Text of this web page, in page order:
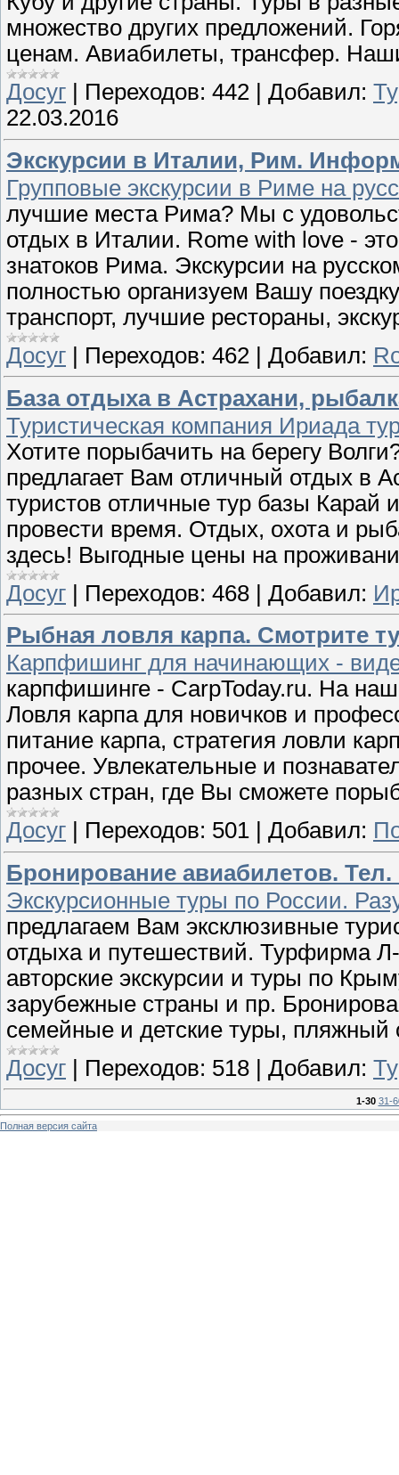
множество других предложений.
ценам. Авиабилеты, трансфер.
Досуг
Переходов: 442 Добавил:
22.03.2016
Экскурсии в Италии, Рим.
Групповые экскурсии в Риме на
лучшие места Рима? Мы с
отдых в Италии. Rome with love -
знатоков Рима. Экскурсии на
полностью организуем Вашу
транспорт, лучшие рестораны,
Досуг
Переходов: 462 Добавил:
База отдыха в Астрахани,
Туристическая компания Ириада
Хотите порыбачить на берегу
предлагает Вам отличный отдых в
туристов отличные тур базы Карай
провести время. Отдых, охота и
здесь! Выгодные цены на
Досуг | Переходов: 468 | Добавил:
Рыбная ловля карпа. Смотрите
Карпфишинг для начинающих -
карпфишинге - CarpToday.ru. На
Ловля карпа для новичков и
питание карпа, стратегия ловли
прочее. Увлекательные и
разных стран, где Вы сможете
Досуг
Переходов: 501 Добавил:
Бронирование авиабилетов. Тел.
Экскурсионные туры по России.
предлагаем Вам эксклюзивные
отдыха и путешествий. Турфирма Л-
авторские экскурсии и туры по
зарубежные страны и пр.
семейные и детские туры, пляжный
Досуг
Переходов: 518 Добавил:
1-30 31-
Полная версия сайта